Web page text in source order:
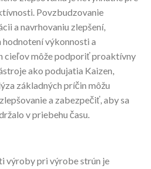
Povzbudzovanie
a navrhovaniu zlepšení,
výkonnosti a
cieľov môže podporiť proaktívny
ako podujatia Kaizen,
základných príčin môžu
a zabezpečiť, aby sa
v priebehu času.
výroby pri výrobe strún je